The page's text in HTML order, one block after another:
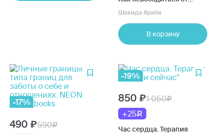
манипуляторов,
на вашу жизнь
Шахида Араби
В корзину
-17%
490
590
-19%
850
1 050
+25
Час сердца. Терапия